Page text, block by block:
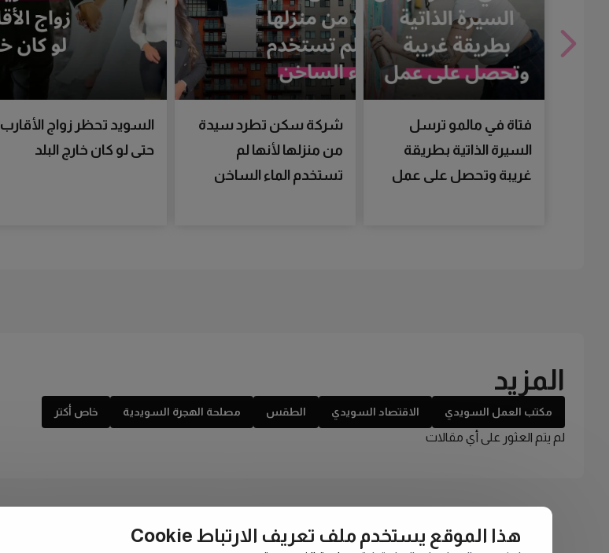
فتاة في مالمو ترسل
السيرة الذاتية بطريقة
غريبة وتحصل على عمل
شركة سكن تطرد سيدة
من منزلها لأنها لم
تستخدم الماء الساخن
السويد تحظر زواج الأقارب
حتى لو كان خارج البلد
المزيد
مكتب العمل السويدي الاقتصاد السويدي الطقس مصلحة الهجرة السويدية خاص أكتر
لم يتم العثور على أي مقالات
هذا الموقع يستخدم ملف تعريف الارتباط Cookie